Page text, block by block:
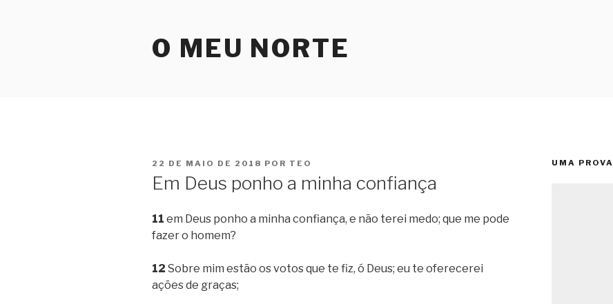
O MEU NORTE
PUBLICADO
22 DE MAIO DE 2018 POR TEO
Em Deus ponho a minha confiança
11 em Deus ponho a minha confiança, e não terei medo; que me pode
fazer o homem?
12 Sobre mim estão os votos que te fiz, ó Deus; eu te oferecerei
ações de graças;
UMA PROVA